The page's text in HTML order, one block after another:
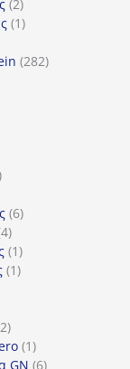
22
προϊόντα
11
282282
66
44
προϊόντα
11
προϊόν
11
22
προϊόντα
11
προϊόν
GN 66